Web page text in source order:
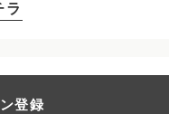
ラ
登録